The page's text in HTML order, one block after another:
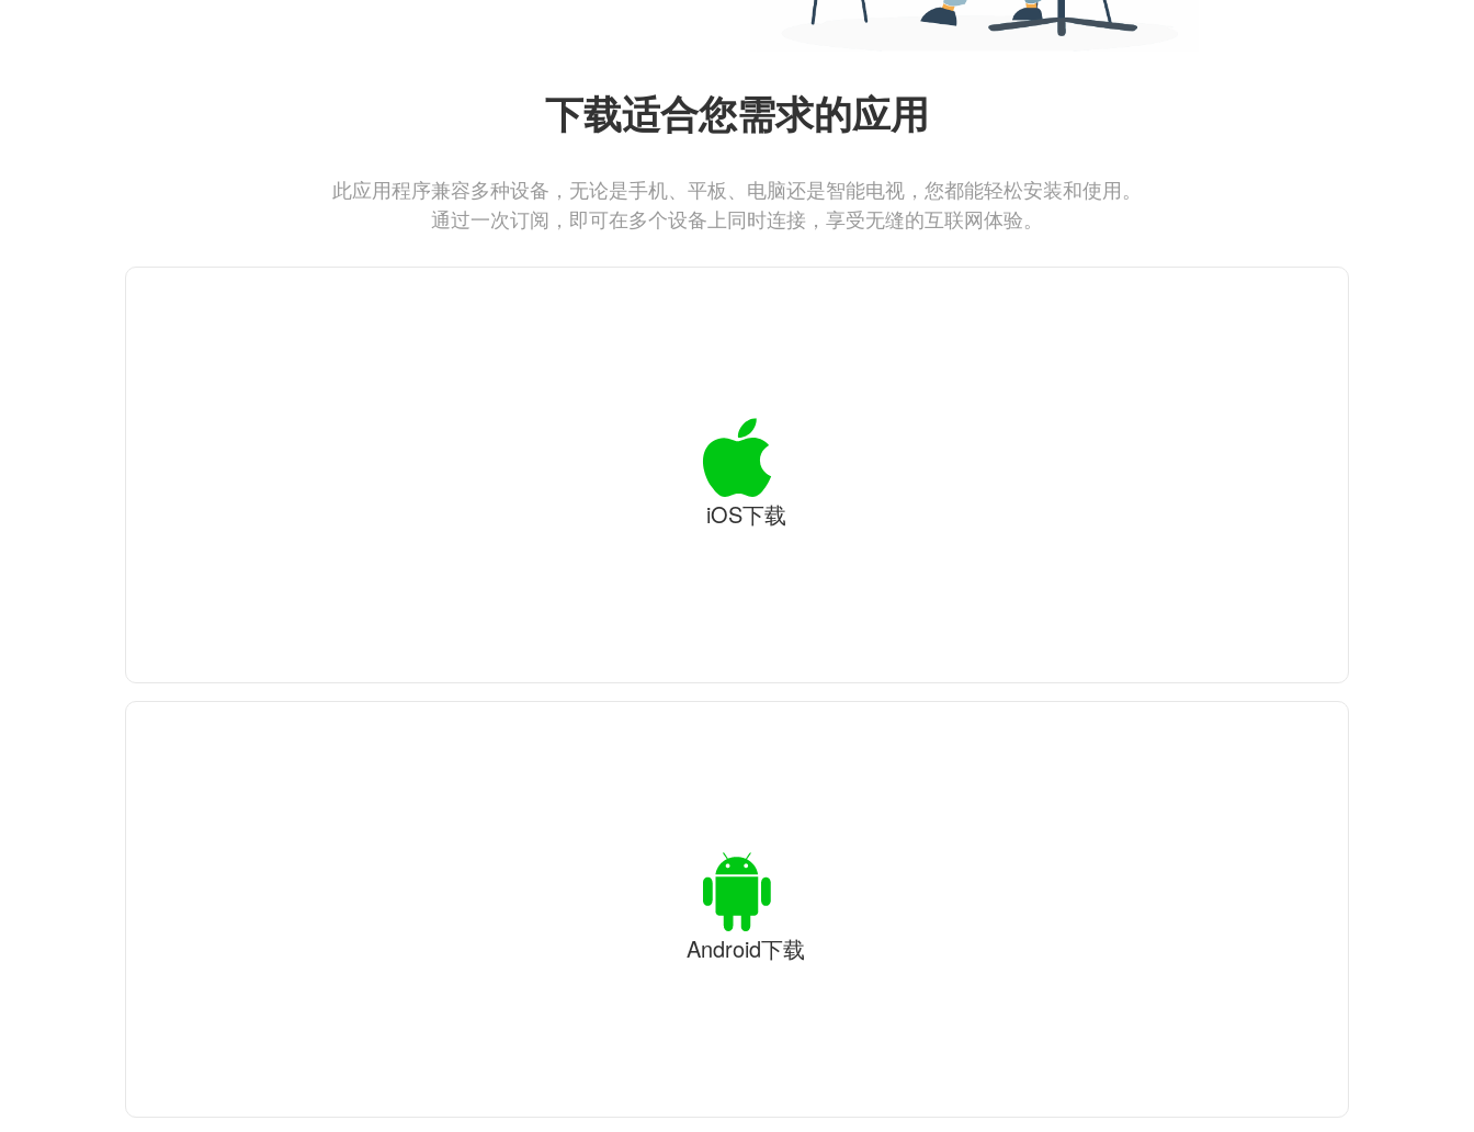
下载适合您需求的应用
此应用程序兼容多种设备，无论是手机、平板、电脑还是智能电视，您都能轻松安装和使用。
通过一次订阅，即可在多个设备上同时连接，享受无缝的互联网体验。
iOS下载
Android下载